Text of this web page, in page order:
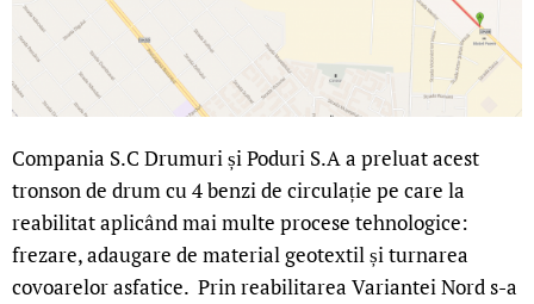
Compania S.C Drumuri și Poduri S.A a preluat acest
tronson de drum cu 4 benzi de circulație pe care la
reabilitat aplicând mai multe procese tehnologice:
frezare, adaugare de material geotextil și turnarea
covoarelor asfatice. Prin reabilitarea Variantei Nord s-a